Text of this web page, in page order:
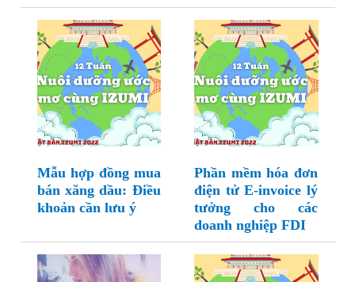
Mẫu hợp đồng mua
bán xăng dầu: Điều
khoản cần lưu ý
Phần mềm hóa đơn
điện tử E-invoice lý
tưởng cho các
doanh nghiệp FDI